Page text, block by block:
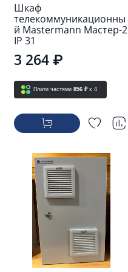
Шкаф
телекоммуникационны
й Mastermann Мастер-2
IP 31
3 264 ₽
Плати частями 856 ₽ x 4